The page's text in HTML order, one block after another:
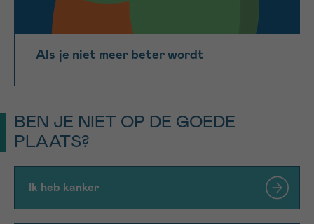
Als je niet meer beter wordt
BEN JE NIET OP DE GOEDE
PLAATS?
Ik heb kanker